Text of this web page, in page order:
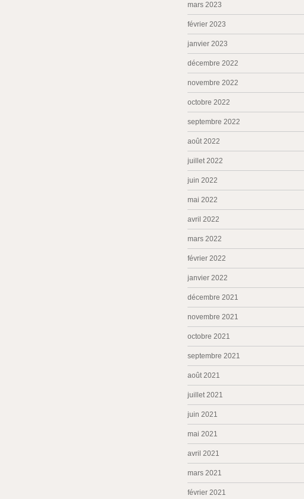
mars 2023
février 2023
janvier 2023
décembre 2022
novembre 2022
octobre 2022
septembre 2022
août 2022
juillet 2022
juin 2022
mai 2022
avril 2022
mars 2022
février 2022
janvier 2022
décembre 2021
novembre 2021
octobre 2021
septembre 2021
août 2021
juillet 2021
juin 2021
mai 2021
avril 2021
mars 2021
février 2021